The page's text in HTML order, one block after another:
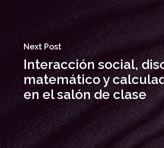
Next Post
Interacción social,
matemático y
en el salón de clase